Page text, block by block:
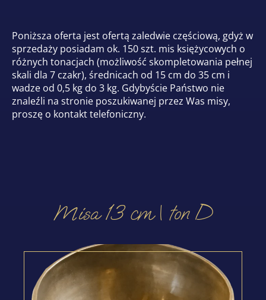
Poniższa oferta jest ofertą zaledwie częściową, gdyż w
sprzedaży posiadam ok. 150 szt. mis księżycowych o
różnych tonacjach (możliwość skompletowania pełnej
skali dla 7 czakr), średnicach od 15 cm do 35 cm i
wadze od 0,5 kg do 3 kg. Gdybyście Państwo nie
znaleźli na stronie poszukiwanej przez Was misy,
proszę o kontakt telefoniczny.
Misa 13 cm | ton D